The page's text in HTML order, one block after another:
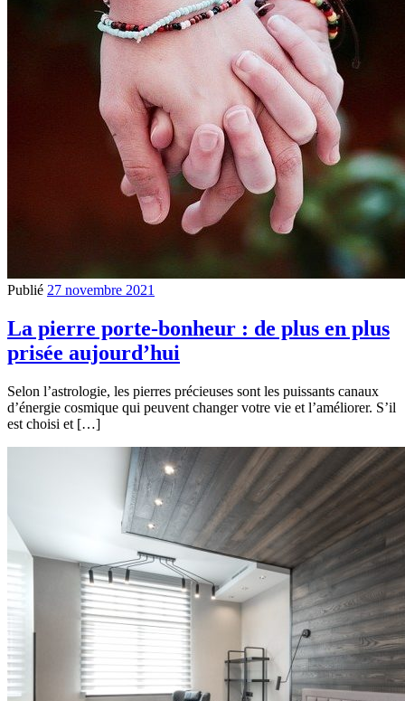
Publié 27 novembre 2021
La pierre porte-bonheur : de plus en plus
prisée aujourd’hui
Selon l’astrologie, les pierres précieuses sont les puissants canaux
d’énergie cosmique qui peuvent changer votre vie et l’améliorer. S’il
est choisi et […]